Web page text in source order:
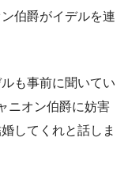
伯爵がイデルを連
も事前に聞いてい
ニオン伯爵に妨害
してくれと話しま